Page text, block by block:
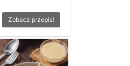
Zobacz przepis!